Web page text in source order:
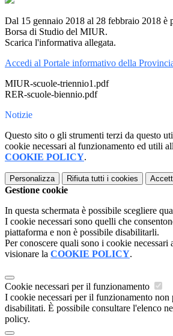
Dal 15 gennaio 2018 al 28 febbraio 2018 è
Borsa di Studio del MIUR.
Scarica l'informativa allegata.
Accedi al Portale informativo della
MIUR-scuole-triennio1.pdf
RER-scuole-biennio.pdf
Notizie
Questo sito o gli strumenti terzi da questo
cookie necessari al funzionamento ed utili
COOKIE POLICY.
Personalizza Rifiuta tutti i cookies
Gestione cookie
In questa schermata è possibile scegliere
I cookie necessari sono quelli che
piattaforma e non è possibile disabilitarli.
Per conoscere quali sono i cookie necessari
visionare la COOKIE POLICY.
Cookie necessari per il funzionamento
I cookie necessari per il funzionamento non
disabilitati. È possibile consultare l'elenco
policy.